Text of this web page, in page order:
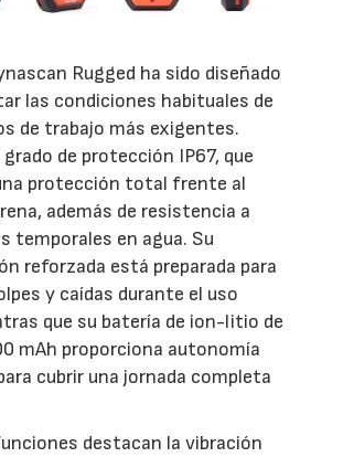
Rugged ha sido diseñado
las condiciones habituales de
de trabajo más exigentes.
grado de protección IP67, que
protección total frente al
además de resistencia a
temporales en agua. Su
reforzada está preparada para
y caídas durante el uso
que su batería de ion-litio de
mAh proporciona autonomía
cubrir una jornada completa
destacan la vibración